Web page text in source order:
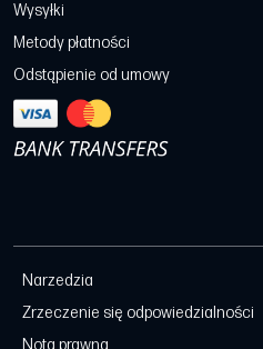
Wysyłki
Metody płatności
Odstąpienie od umowy
Narzedzia
Zrzeczenie się odpowiedzialności